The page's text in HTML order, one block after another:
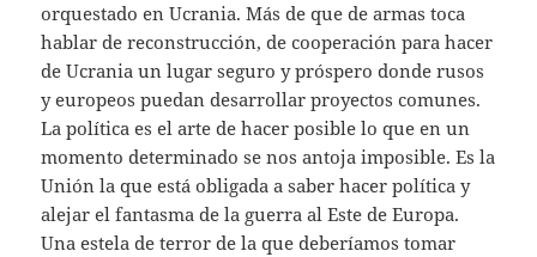
orquestado en Ucrania. Más de que de armas toca
hablar de reconstrucción, de cooperación para hacer
de Ucrania un lugar seguro y próspero donde rusos
y europeos puedan desarrollar proyectos comunes.
La política es el arte de hacer posible lo que en un
momento determinado se nos antoja imposible. Es la
Unión la que está obligada a saber hacer política y
alejar el fantasma de la guerra al Este de Europa.
Una estela de terror de la que deberíamos tomar